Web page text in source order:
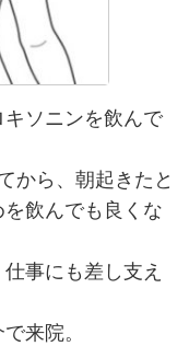
ソニンを飲んで
から、朝起きたと
飲んでも良くな
事にも差し支え
来院。